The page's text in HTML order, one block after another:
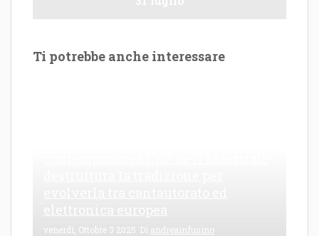
Ti potrebbe anche interessare
venerdì, Ottobre 3 2025 Di andreainfusino